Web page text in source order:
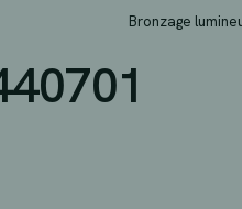
Bronzage